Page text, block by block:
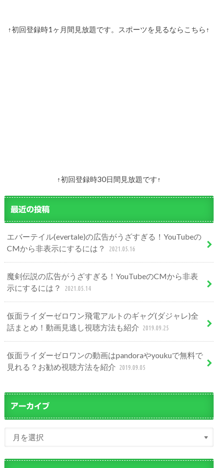
↑初回登録時1ヶ月間見放題です。スポーツを見るならこちら↑
↑初回登録時30日間見放題です↑
最近の投稿
エバーテイル(evertale)の広告がうざすぎる！YouTubeの
CMから非表示にするには？
2021.05.16
魔剣伝説の広告がうざすぎる！YouTubeのCMから非表
示にするには？
2021.05.14
仮面ライダーゼロワン飛電アルトのギャグ(ダジャレ)全
話まとめ！動画見逃し視聴方法も紹介 2019.09.25
仮面ライダーゼロワンの動画はpandoraやyoukuで無料で
見れる？お勧め視聴方法を紹介 2019.09.05
アーカイブ